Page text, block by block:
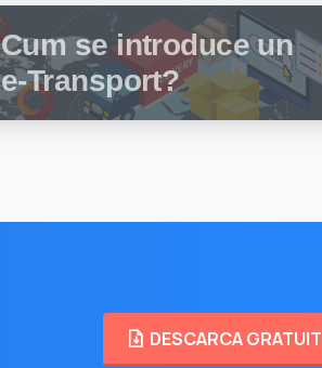
stocuri Facturis
Cum se introduce un
e-Transport?
DESCARCA GRATUIT